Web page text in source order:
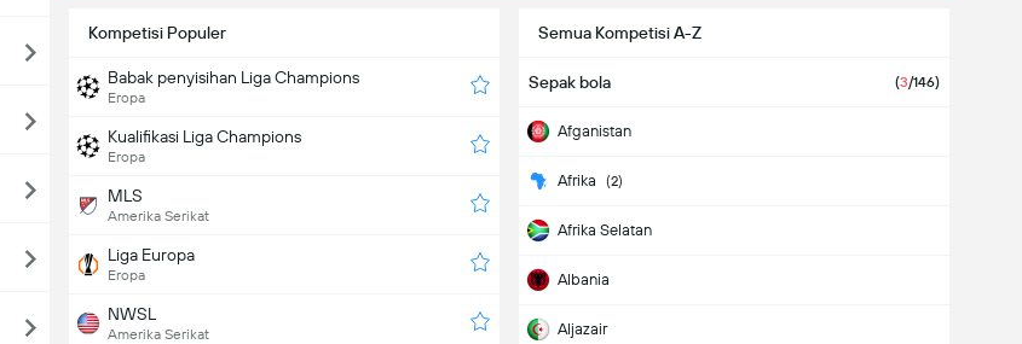
Kompetisi Populer
Babak penyisihan Liga Champions
Eropa
Kualifikasi Liga Champions
Eropa
MLS
Amerika Serikat
Liga Europa
Eropa
NWSL
Amerika Serikat
Semua Kompetisi A-Z
Sepak bola (3/146)
Afganistan
Afrika (2)
Afrika Selatan
Albania
Aljazair